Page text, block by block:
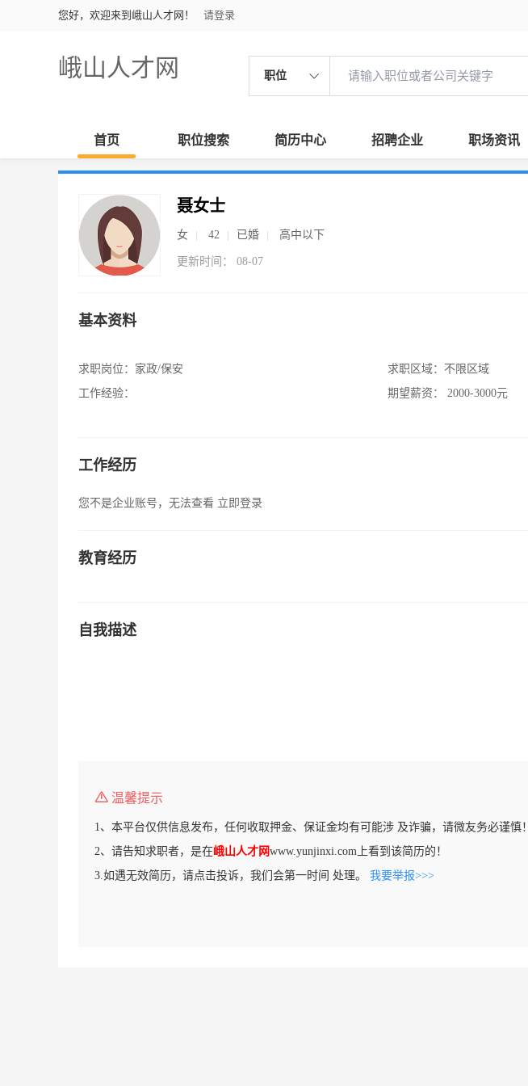
您好，欢迎来到峨山人才网！ 请登录
峨山人才网 职位
首页 职位搜索 简历中心 招聘企业 职场资讯
聂女士
女 42 已婚 高中以下
更新时间： 08-07
基本资料
求职岗位： 家政/保安
工作经验：
求职区域： 不限区域
期望薪资：
2000-3000元
工作经历
您不是企业账号，无法查看 立即登录
教育经历
自我描述
温馨提示
1、本平台仅供信息发布，任何收取押金、保证金均有可能涉 及诈骗，请微友务必谨慎！
2、请告知求职者，是在峨山人才网www.yunjinxi.com上看到该简历的！
3.如遇无效简历，请点击投诉，我们会第一时间 处理。 我要举报>>>